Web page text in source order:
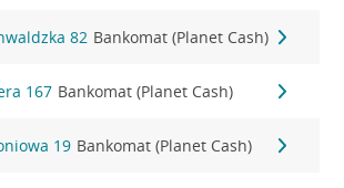
82 Bankomat (Planet Cash)
167 Bankomat (Planet Cash)
19 Bankomat (Planet Cash)